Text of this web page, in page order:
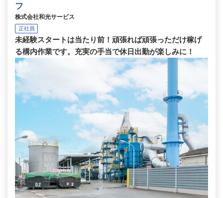
フ
株式会社和光サービス
正社員
未経験スタートは当たり前！頑張れば頑張っただけ稼げ
る構内作業です。充実の手当で休日出勤が楽しみに！